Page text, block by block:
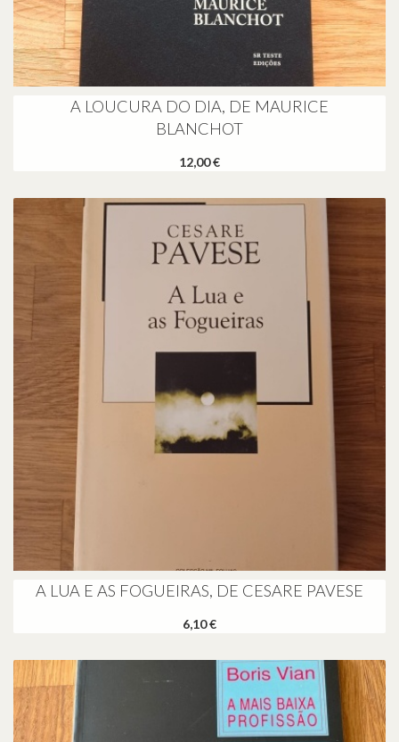
A LOUCURA DO DIA, DE MAURICE
BLANCHOT
12,00 €
A LUA E AS FOGUEIRAS, DE CESARE PAVESE
6,10 €